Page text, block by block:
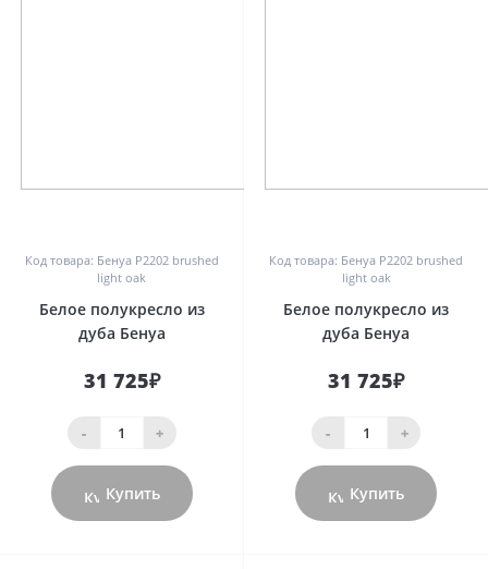
Код товара: Бенуа P2202 brushed
light oak
Белое полукресло из
дуба Бенуа
31 725₽
- +
Купить
Код товара: Бенуа P2202 brushed
light oak
Белое полукресло из
дуба Бенуа
31 725₽
- +
Купить